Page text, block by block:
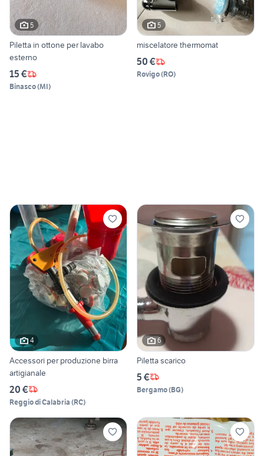
5
Piletta in ottone per lavabo
esterno
15 €
Binasco(MI)
5
miscelatore thermomat
50 €
Rovigo(RO)
4
Accessori per produzione birra
artigianale
20 €
Reggio di Calabria (RC)
6
Piletta scarico
5 €
Bergamo(BG)